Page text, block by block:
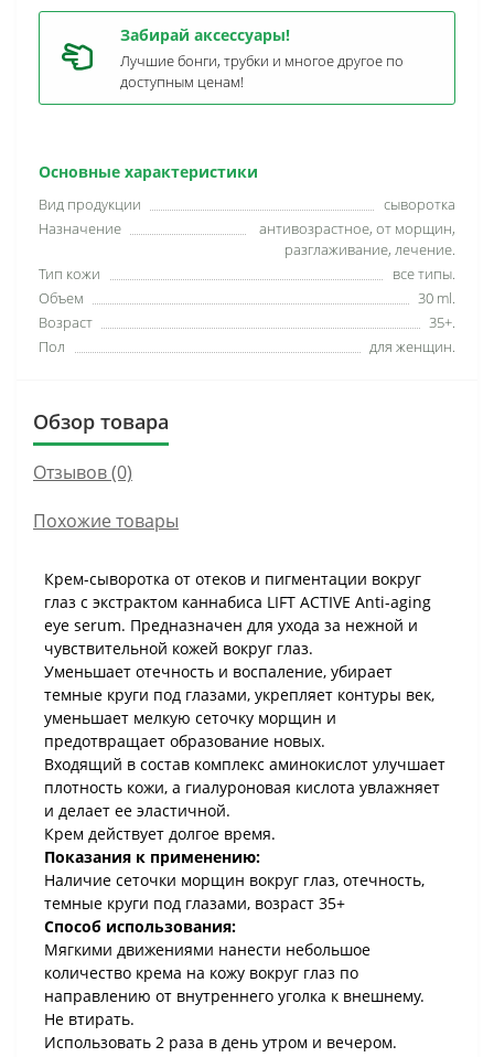
Основные характеристики
Вид продукции
сыворотка
Назначение
антивозрастное, от морщин,
разглаживание, лечение.
Тип кожи
все типы.
Объем
30 ml.
Возраст
35+.
Пол
для женщин.
Забирай аксессуары!
Лучшие бонги, трубки и многое другое по
доступным ценам!
Обзор товара
Отзывов (0)
Похожие товары
Крем-сыворотка от отеков и пигментации вокруг
глаз с экстрактом каннабиса LIFT ACTIVE Anti-aging
eye serum. Предназначен для ухода за нежной и
чувствительной кожей вокруг глаз.
Уменьшает отечность и воспаление, убирает
темные круги под глазами, укрепляет контуры век,
уменьшает мелкую сеточку морщин и
предотвращает образование новых.
Входящий в состав комплекс аминокислот улучшает
плотность кожи, а гиалуроновая кислота увлажняет
и делает ее эластичной.
Крем действует долгое время.
Показания к применению:
Наличие сеточки морщин вокруг глаз, отечность,
темные круги под глазами, возраст 35+
Способ использования:
Мягкими движениями нанести небольшое
количество крема на кожу вокруг глаз по
направлению от внутреннего уголка к внешнему.
Не втирать.
Использовать 2 раза в день утром и вечером.